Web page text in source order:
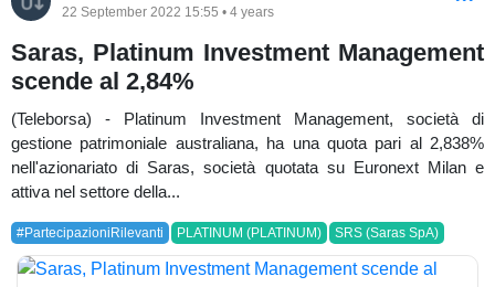
22 September 2022 15:55 • 4 years
Saras, Platinum Investment Management
scende al 2,84%
(Teleborsa) - Platinum Investment Management, società di
gestione patrimoniale australiana, ha una quota pari al 2,838%
nell'azionariato di Saras, società quotata su Euronext Milan e
attiva nel settore della...
#PartecipazioniRilevanti PLATINUM (PLATINUM) SRS (Saras SpA)